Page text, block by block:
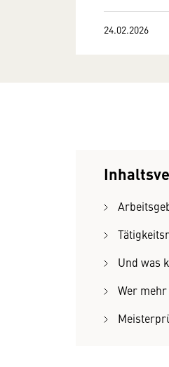
24.02.2026
Und was
Wer